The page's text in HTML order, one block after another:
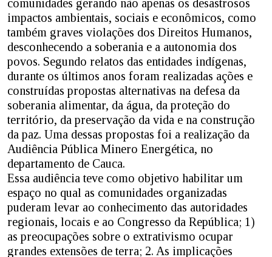
comunidades gerando não apenas os desastrosos
impactos ambientais, sociais e econômicos, como
também graves violações dos Direitos Humanos,
desconhecendo a soberania e a autonomia dos
povos. Segundo relatos das entidades indígenas,
durante os últimos anos foram realizadas ações e
construídas propostas alternativas na defesa da
soberania alimentar, da água, da proteção do
território, da preservação da vida e na construção
da paz. Uma dessas propostas foi a realização da
Audiência Pública Minero Energética, no
departamento de Cauca.
Essa audiência teve como objetivo habilitar um
espaço no qual as comunidades organizadas
puderam levar ao conhecimento das autoridades
regionais, locais e ao Congresso da República; 1)
as preocupações sobre o extrativismo ocupar
grandes extensões de terra; 2. As implicações